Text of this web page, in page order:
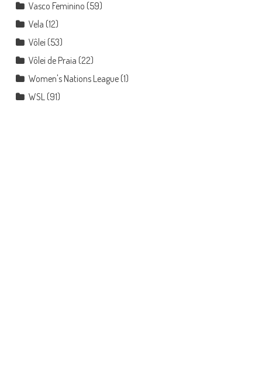
Vasco Feminino (59)
Vela (12)
Vôlei (53)
Vôlei de Praia (22)
Women's Nations League(1)
WSL (91)